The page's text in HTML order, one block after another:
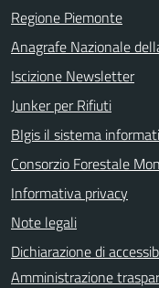
Regione Piemonte
Anagrafe Nazionale
Iscizione Newsletter
Junker per Rifiuti
BIgis il sistema
Consorzio Forestale
Informativa privacy
Note legali
Dichiarazione di
Amministrazione